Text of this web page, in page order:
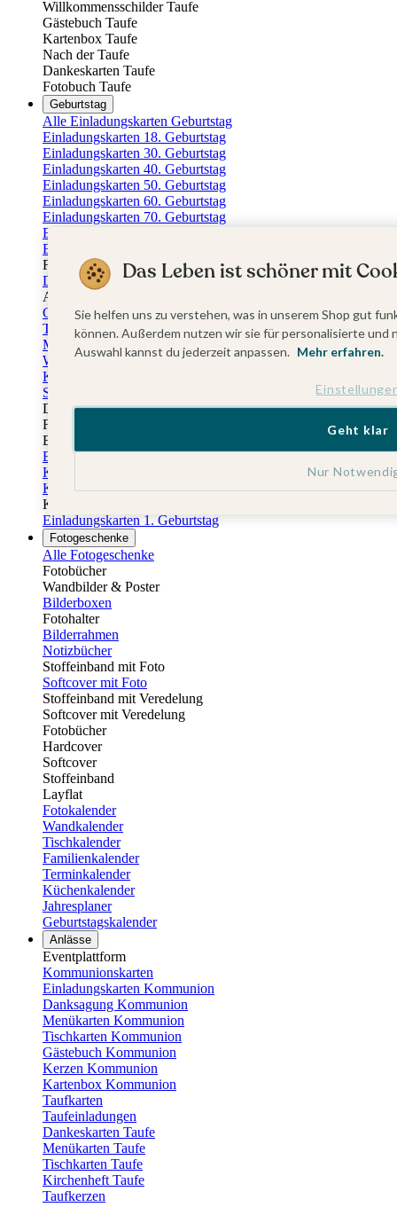
Willkommensschilder Taufe
Gästebuch Taufe
Kartenbox Taufe
Nach der Taufe
Dankeskarten Taufe
Fotobuch Taufe
Geburtstag
Alle Einladungskarten Geburtstag
Einladungskarten 18. Geburtstag
Einladungskarten 30. Geburtstag
Einladungskarten 40. Geburtstag
Einladungskarten 50. Geburtstag
Einladungskarten 60. Geburtstag
Einladungskarten 70. Geburtstag
Einladungskarten 80. Geburtstag
Einladungskarten 90. Geburtstag
Für jedes Alter
Doppelgeburtstag Einladungen
Alle Geburtstagsextras
Gästebücher Geburtstag
Tischkarten Geburtstag
Menükarten Geburtstag
Weinetiketten Geburtstag
Kartenbox Geburtstag
Save the Date Karten
Dankeskarten Geburtstag
Fotobuch Geburtstag
Eventplattform
Einladungskarten Kindergeburtstag
Kindergeburtstag Jungen
Kindergeburtstag Mädchen
Kindergeburtstag Unisex
Einladungskarten 1. Geburtstag
Fotogeschenke
Alle Fotogeschenke
Fotobücher
Wandbilder & Poster
Bilderboxen
Fotohalter
Bilderrahmen
Notizbücher
Stoffeinband mit Foto
Softcover mit Foto
Stoffeinband mit Veredelung
Softcover mit Veredelung
Fotobücher
Hardcover
Softcover
Stoffeinband
Layflat
Fotokalender
Wandkalender
Tischkalender
Familienkalender
Terminkalender
Küchenkalender
Jahresplaner
Geburtstagskalender
Anlässe
Eventplattform
Kommunionskarten
Einladungskarten Kommunion
Danksagung Kommunion
Menükarten Kommunion
Tischkarten Kommunion
Gästebuch Kommunion
Kerzen Kommunion
Kartenbox Kommunion
Taufkarten
Taufeinladungen
Dankeskarten Taufe
Menükarten Taufe
Tischkarten Taufe
Kirchenheft Taufe
Taufkerzen
Das Leben ist schöner mit
Sie helfen uns zu verstehen, was in unserem Shop gut
können. Außerdem nutzen wir sie für personalisierte
Auswahl kannst du jederzeit anpassen. Mehr erfahren.
Nur
Geht klar